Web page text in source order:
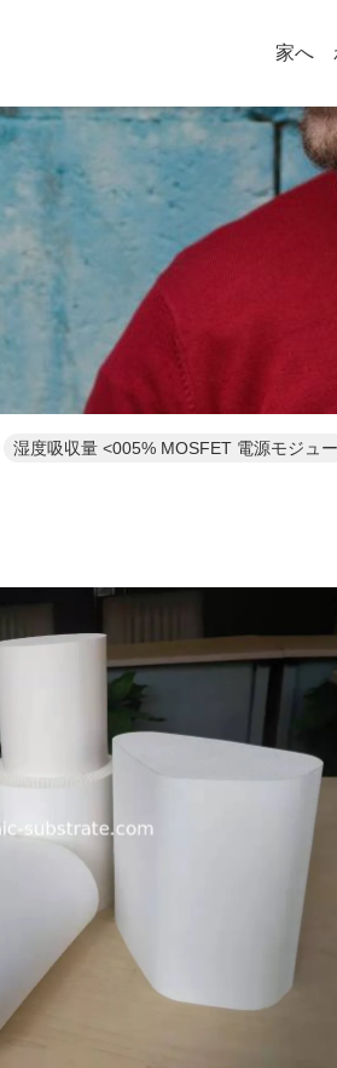
家へ
湿度吸収量 <005% MOSFET 電源モジュ